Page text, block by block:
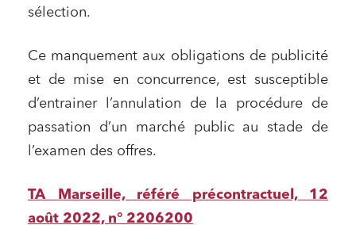
sélection.
Ce manquement aux obligations de publicité
et de mise en concurrence, est susceptible
d’entrainer l’annulation de la procédure de
passation d’un marché public au stade de
l’examen des offres.
TA Marseille, référé précontractuel, 12
août 2022, n° 2206200